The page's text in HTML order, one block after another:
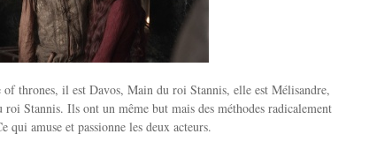
of thrones, il est Davos, Main du roi Stannis, elle est Mélisandre,
roi Stannis. Ils ont un même but mais des méthodes radicalement
qui amuse et passionne les deux acteurs.